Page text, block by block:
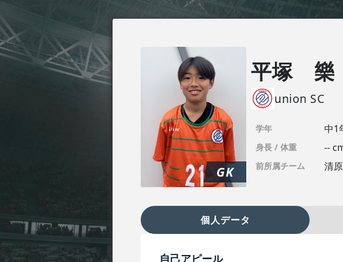
GK
平塚 樂
union SC
学年 中1
身長 / 体重 --
前所属チーム 清
個人データ
自己アピール